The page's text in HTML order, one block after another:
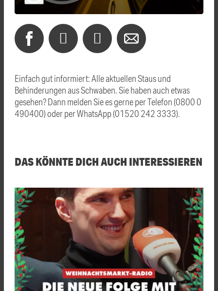
Einfach gut informiert: Alle aktuellen Staus und
Behinderungen aus Schwaben. Sie haben auch etwas
gesehen? Dann melden Sie es gerne per Telefon (0800 0
490400) oder per WhatsApp (01520 242 3333).
DAS KÖNNTE DICH AUCH INTERESSIEREN